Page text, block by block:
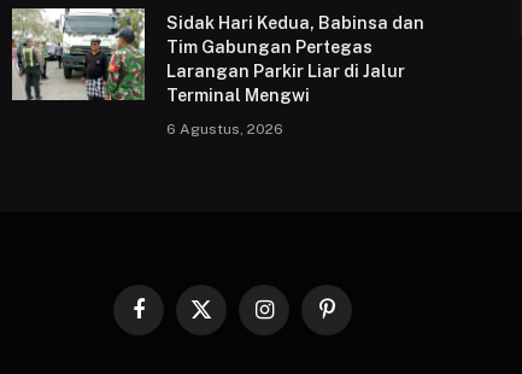
Sidak Hari Kedua, Babinsa dan
Tim Gabungan Pertegas
Larangan Parkir Liar di Jalur
Terminal Mengwi
6 Agustus, 2026
Facebook
X
InstagramPinterest